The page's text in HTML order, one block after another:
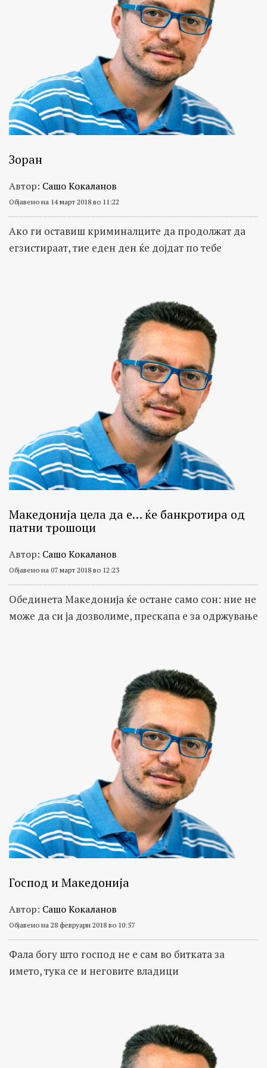
Зоран
Автор: Сашо Кокаланов
Објавено на 14 март 2018 во 11:22
Ако ги оставиш криминалците да продолжат да
егзистираат, тие еден ден ќе дојдат по тебе
Македонија цела да е… ќе банкротира од
патни трошоци
Автор: Сашо Кокаланов
Објавено на 07 март 2018 во 12:23
Обединета Македонија ќе остане само сон: ние не
може да си ја дозволиме, прескапа е за одржување
Господ и Македонија
Автор: Сашо Кокаланов
Објавено на 28 февруари 2018 во 10:57
Фала богу што господ не е сам во битката за
името, тука се и неговите владици